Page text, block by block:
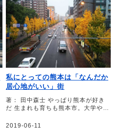
私にとっての熊本は「なんだか
居心地がいい」街
著： 田中森士 やっぱり熊本が好き
だ 生まれも育ちも熊本市。大学や就
暮らしている。なぜ熊本市で暮らし
2019-06-11